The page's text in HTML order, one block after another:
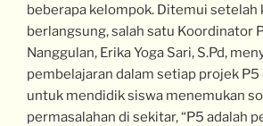
beberapa kelompok. Ditemui setelah
berlangsung, salah satu Koordinator
Nanggulan, Erika Yoga Sari, S.Pd,
pembelajaran dalam setiap projek
untuk mendidik siswa menemukan
permasalahan di sekitar, “P5 adalah